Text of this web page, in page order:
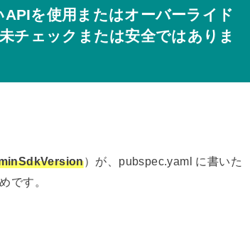
を使用またはオーバーライド
チェックまたは安全ではありま
）が、pubspec.yaml に書いた
です。